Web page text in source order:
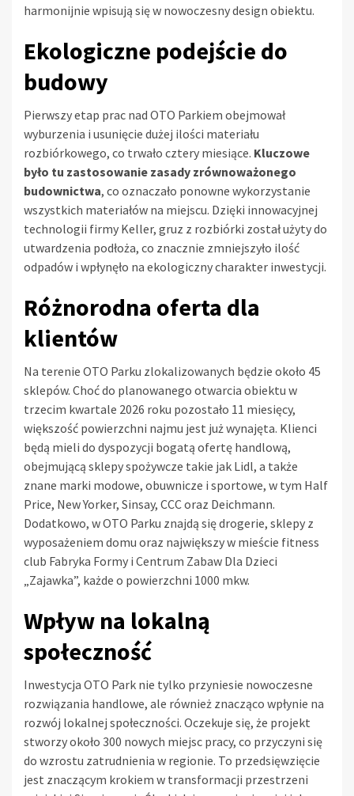
harmonijnie wpisują się w nowoczesny design obiektu.
Ekologiczne podejście do
budowy
Pierwszy etap prac nad OTO Parkiem obejmował
wyburzenia i usunięcie dużej ilości materiału
rozbiórkowego, co trwało cztery miesiące. Kluczowe
było tu zastosowanie zasady zrównoważonego
budownictwa, co oznaczało ponowne wykorzystanie
wszystkich materiałów na miejscu. Dzięki innowacyjnej
technologii firmy Keller, gruz z rozbiórki został użyty do
utwardzenia podłoża, co znacznie zmniejszyło ilość
odpadów i wpłynęło na ekologiczny charakter inwestycji.
Różnorodna oferta dla
klientów
Na terenie OTO Parku zlokalizowanych będzie około 45
sklepów. Choć do planowanego otwarcia obiektu w
trzecim kwartale 2026 roku pozostało 11 miesięcy,
większość powierzchni najmu jest już wynajęta. Klienci
będą mieli do dyspozycji bogatą ofertę handlową,
obejmującą sklepy spożywcze takie jak Lidl, a także
znane marki modowe, obuwnicze i sportowe, w tym Half
Price, New Yorker, Sinsay, CCC oraz Deichmann.
Dodatkowo, w OTO Parku znajdą się drogerie, sklepy z
wyposażeniem domu oraz największy w mieście fitness
club Fabryka Formy i Centrum Zabaw Dla Dzieci
„Zajawka”, każde o powierzchni 1000 mkw.
Wpływ na lokalną
społeczność
Inwestycja OTO Park nie tylko przyniesie nowoczesne
rozwiązania handlowe, ale również znacząco wpłynie na
rozwój lokalnej społeczności. Oczekuje się, że projekt
stworzy około 300 nowych miejsc pracy, co przyczyni się
do wzrostu zatrudnienia w regionie. To przedsięwzięcie
jest znaczącym krokiem w transformacji przestrzeni